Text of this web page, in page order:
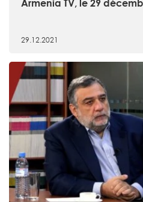
Armenia TV, le 29
29.12.2021